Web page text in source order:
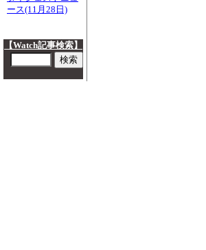
ース(11月28日)
【Watch記事検索】